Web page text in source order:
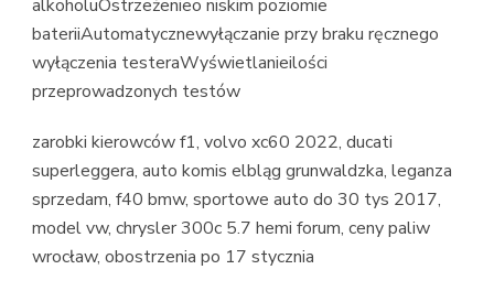
alkoholuOstrzeżenieo niskim poziomie
bateriiAutomatycznewyłączanie przy braku ręcznego
wyłączenia testeraWyświetlanieilości
przeprowadzonych testów
zarobki kierowców f1, volvo xc60 2022, ducati
superleggera, auto komis elbląg grunwaldzka, leganza
sprzedam, f40 bmw, sportowe auto do 30 tys 2017,
model vw, chrysler 300c 5.7 hemi forum, ceny paliw
wrocław, obostrzenia po 17 stycznia